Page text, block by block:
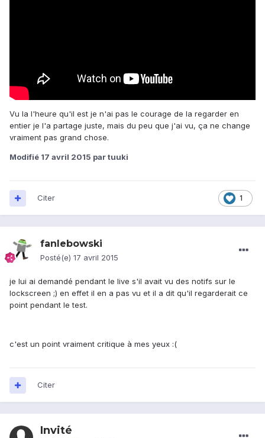
Vu la l'heure qu'il est je n'ai pas le courage de la regarder en
entier je l'a partage juste, mais du peu que j'ai vu, ça ne change
vraiment pas grand chose.
Modifié 17 avril 2015 par tuuki
1
Citer
fanlebowski
Posté(e) 17 avril 2015
je lui ai demandé pendant le live s'il avait vu des notifs sur le
lockscreen ;) en effet il en a pas vu et il a dit qu'il regarderait ce
point pendant le test.
c'est un point vraiment critique à mes yeux :(
Citer
Invité